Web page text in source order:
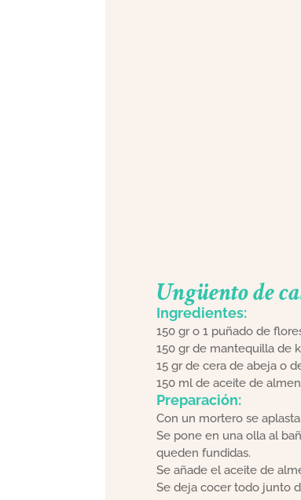
Ungüento de
Ingredientes:
150 gr o 1 puñado de
150 gr de mantequilla de
15 gr de cera de abeja o
150 ml de aceite de
Preparación:
Con un mortero se
Se pone en una olla al
queden fundidas.
Se añade el aceite de
Se deja cocer todo junto